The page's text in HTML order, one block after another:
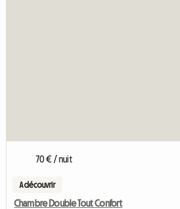
70 € / nuit
A découvrir
Chambre Double Tout Confort